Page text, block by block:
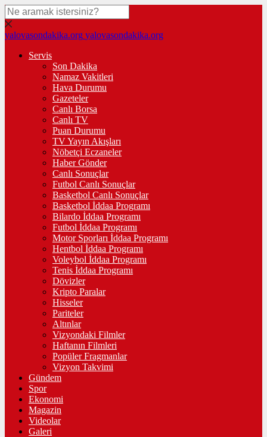
yalovasondakika.org yalovasondakika.org
Servis
Son Dakika
Namaz Vakitleri
Hava Durumu
Gazeteler
Canlı Borsa
Canlı TV
Puan Durumu
TV Yayın Akışları
Nöbetçi Eczaneler
Haber Gönder
Canlı Sonuçlar
Futbol Canlı Sonuçlar
Basketbol Canlı Sonuçlar
Basketbol İddaa Programı
Bilardo İddaa Programı
Futbol İddaa Programı
Motor Sporları İddaa Programı
Hentbol İddaa Programı
Voleybol İddaa Programı
Tenis İddaa Programı
Dövizler
Kripto Paralar
Hisseler
Pariteler
Altınlar
Vizyondaki Filmler
Haftanın Filmleri
Popüler Fragmanlar
Vizyon Takvimi
Gündem
Spor
Ekonomi
Magazin
Videolar
Galeri